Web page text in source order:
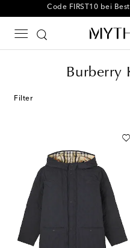
-10 % bei Ihrer ersten
Burberry
Filter